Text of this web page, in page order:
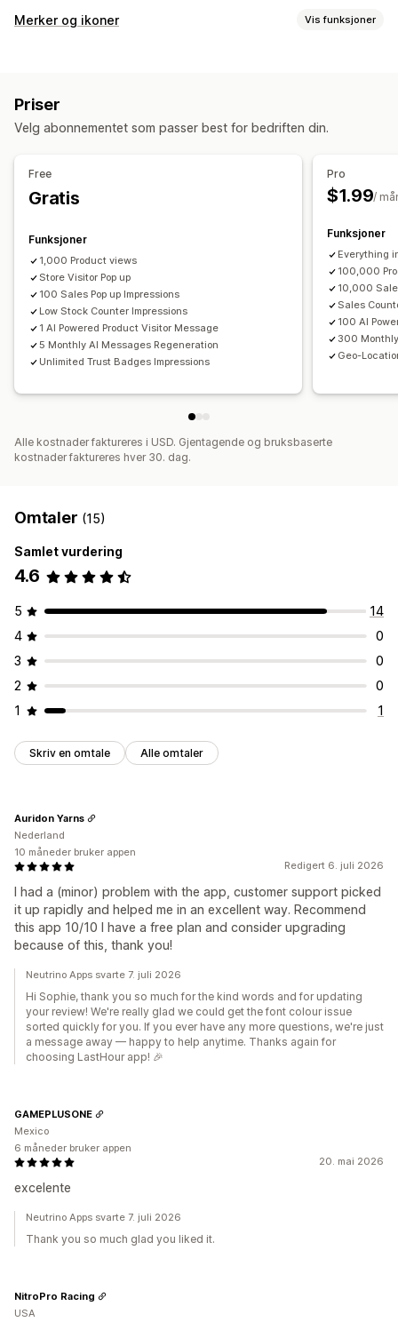
Innholdstyper
Unike besøkende
Nylige besøkende
Nylige kjøp
Engasjementssporing
Merker og ikoner Vis funksjoner
Ikonposisjon
Samlingssider
Priser
Velg abonnementet som passer best for bedriften din.
Free
Gratis
Funksjoner
1,000 Product views
Store Visitor Pop up
100 Sales Pop up Impressions
Low Stock Counter Impressions
1 AI Powered Product Visitor Message
5 Monthly AI Messages Regeneration
Unlimited Trust Badges Impressions
Pro
$1.99/
Funksjoner
Everything
100,000
10,000
Sales
100 AI
300
Geo-
Alle kostnader faktureres i USD. Gjentagende og bruksbaserte
kostnader faktureres hver 30. dag.
Omtaler (15)
Samlet vurdering
4.6
5
14
4
0
3
0
2
0
1
1
Skriv en omtale Alle omtaler
Redigert 6. juli 2026
I had a (minor) problem with the app, customer support picked
it up rapidly and helped me in an excellent way. Recommend
this app 10/10 I have a free plan and consider upgrading
because of this, thank you!
Auridon Yarns
Nederland
10 måneder bruker appen
Neutrino Apps svarte 7. juli 2026
Hi Sophie, thank you so much for the kind words and for updating
your review! We're really glad we could get the font colour issue
sorted quickly for you. If you ever have any more questions, we're just
a message away — happy to help anytime. Thanks again for
choosing LastHour app! 🎉
20. mai 2026
excelente
GAMEPLUSONE
Mexico
6 måneder bruker appen
Neutrino Apps svarte 7. juli 2026
Thank you so much glad you liked it.
NitroPro Racing
USA